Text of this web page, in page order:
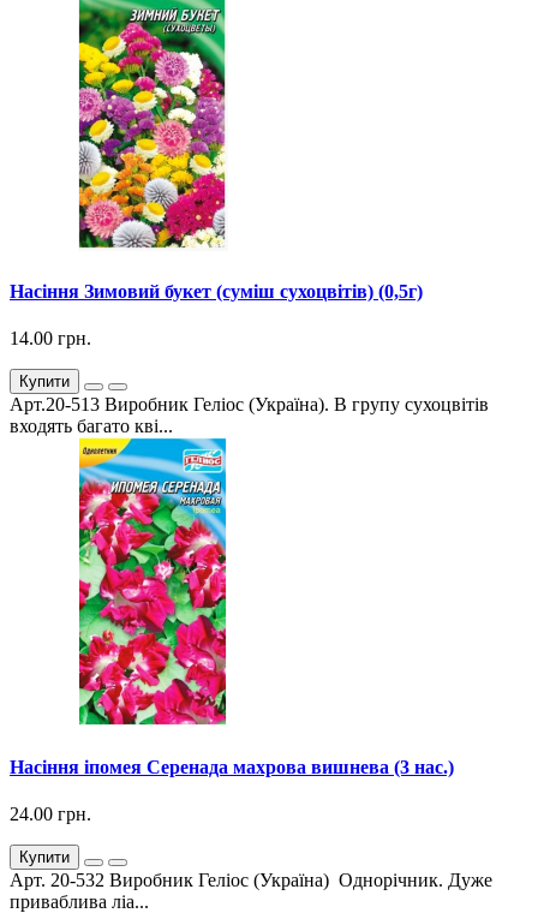
Насіння Зимовий букет (суміш сухоцвітів) (0,5г)
14.00 грн.
Купити
Арт.20-513 Виробник Геліос (Україна). В групу сухоцвітів
входять багато кві...
Насіння іпомея Серенада махрова вишнева (3 нас.)
24.00 грн.
Купити
Арт. 20-532 Виробник Геліос (Україна) Однорічник. Дуже
приваблива ліа...